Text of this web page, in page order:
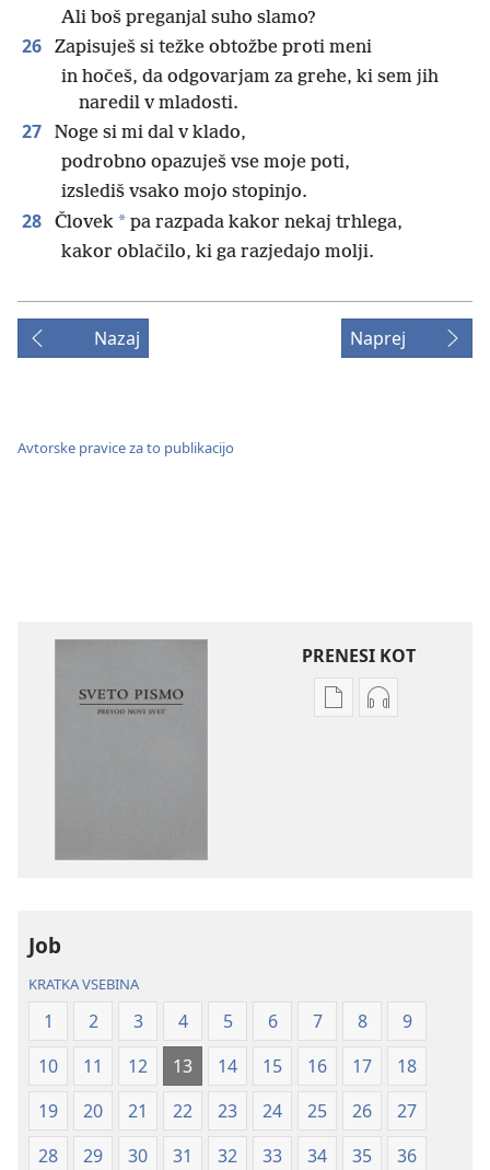
Ali boš preganjal suho slamo?
26
Zapisuješ si težke obtožbe proti meni
in hočeš, da odgovarjam za grehe, ki sem jih
naredil v mladosti.
27
Noge si mi dal v klado,
podrobno opazuješ vse moje poti,
izslediš vsako mojo stopinjo.
28 Človek * pa razpada kakor nekaj trhlega,
kakor oblačilo, ki ga razjedajo molji.
Nazaj Naprej
Avtorske pravice za to publikacijo
PRENESI KOT
Možnosti
2021)
Možnosti
2021)
Job
KRATKA VSEBINA
1 2 3 4 5 6 7 8
9
10
11 12 13 14 15 16 17
18
19
20 21 22 23 24 25 26
27
28
29 30 31 32 33 34 35
36